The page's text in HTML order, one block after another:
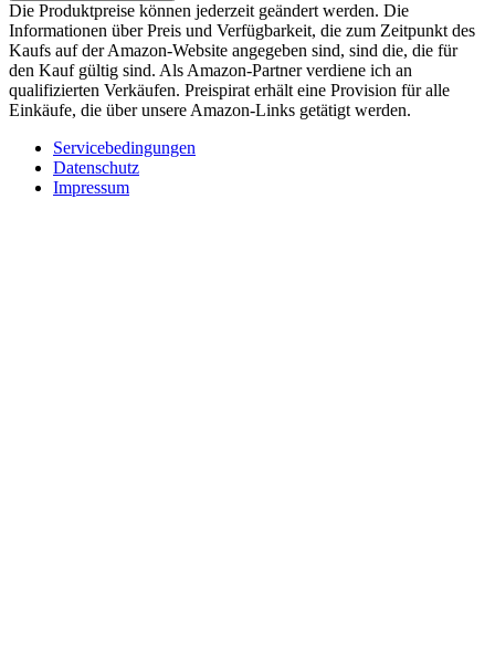
Die Produktpreise können jederzeit geändert werden. Die
Informationen über Preis und Verfügbarkeit, die zum Zeitpunkt des
Kaufs auf der Amazon-Website angegeben sind, sind die, die für
den Kauf gültig sind. Als Amazon-Partner verdiene ich an
qualifizierten Verkäufen. Preispirat erhält eine Provision für alle
Einkäufe, die über unsere Amazon-Links getätigt werden.
Servicebedingungen
Datenschutz
Impressum